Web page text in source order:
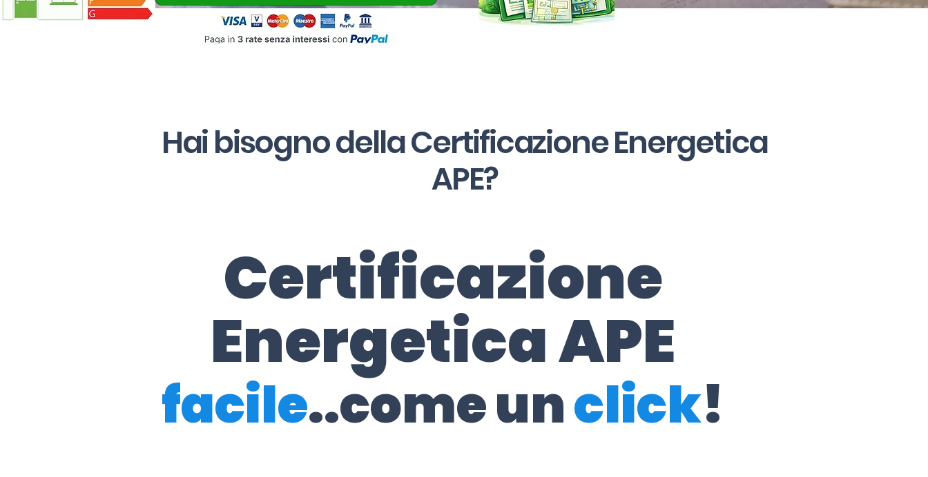
Hai bisogno della Certificazione Energetica
APE?
Certificazione
Energetica APE
facile..come unclick!